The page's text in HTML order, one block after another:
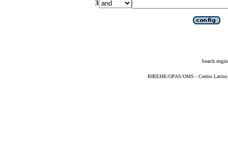
3
Search
BIREME/OPAS/OMS - Centro Latino-